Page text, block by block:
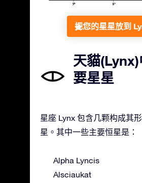
把您的星星放到
天貓
要星星
星座 Lynx 包含几颗构成其
星。其中一些主要恒星是：
Alpha Lyncis
Alsciaukat